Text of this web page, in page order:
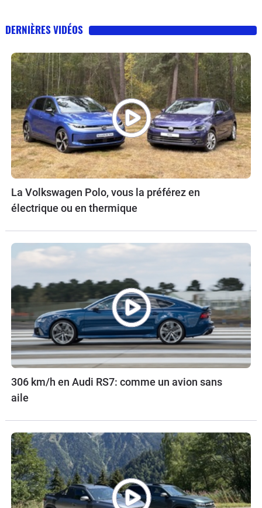
DERNIÈRES VIDÉOS
La Volkswagen Polo, vous la préférez en
électrique ou en thermique
306 km/h en Audi RS7: comme un avion sans
aile